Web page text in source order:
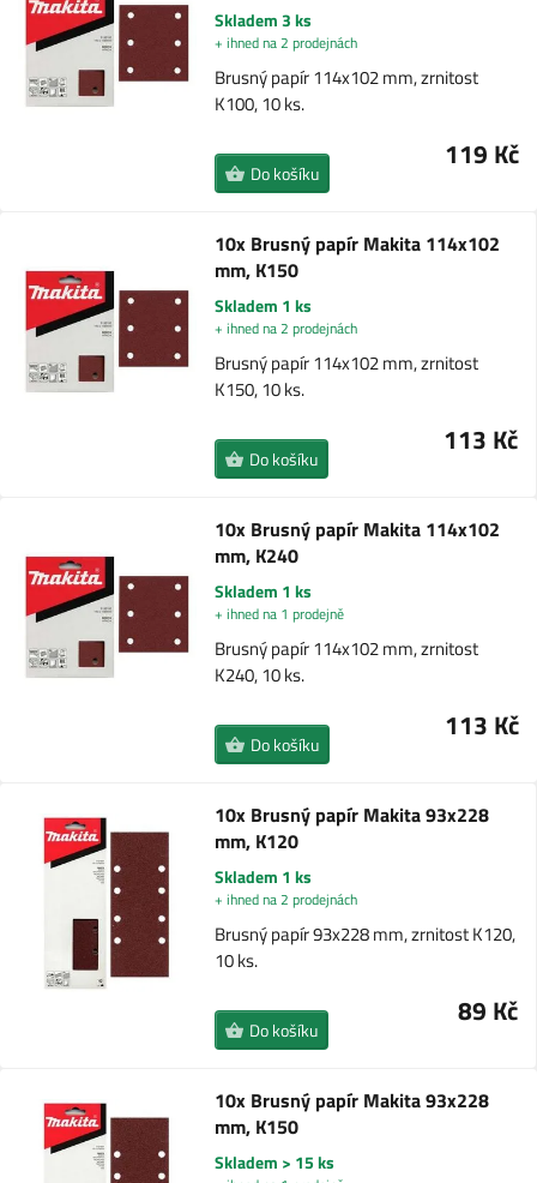
Skladem 3 ks
+ ihned na 2 prodejnách
Brusný papír 114x102 mm, zrnitost
K100, 10 ks.
119 Kč
Do košíku
10x Brusný papír Makita 114x102
mm, K150
Skladem 1 ks
+ ihned na 2 prodejnách
Brusný papír 114x102 mm, zrnitost
K150, 10 ks.
113 Kč
Do košíku
10x Brusný papír Makita 114x102
mm, K240
Skladem 1 ks
+ ihned na 1 prodejně
Brusný papír 114x102 mm, zrnitost
K240, 10 ks.
113 Kč
Do košíku
10x Brusný papír Makita 93x228
mm, K120
Skladem 1 ks
+ ihned na 2 prodejnách
Brusný papír 93x228 mm, zrnitost K120,
10 ks.
89 Kč
Do košíku
10x Brusný papír Makita 93x228
mm, K150
Skladem > 15 ks